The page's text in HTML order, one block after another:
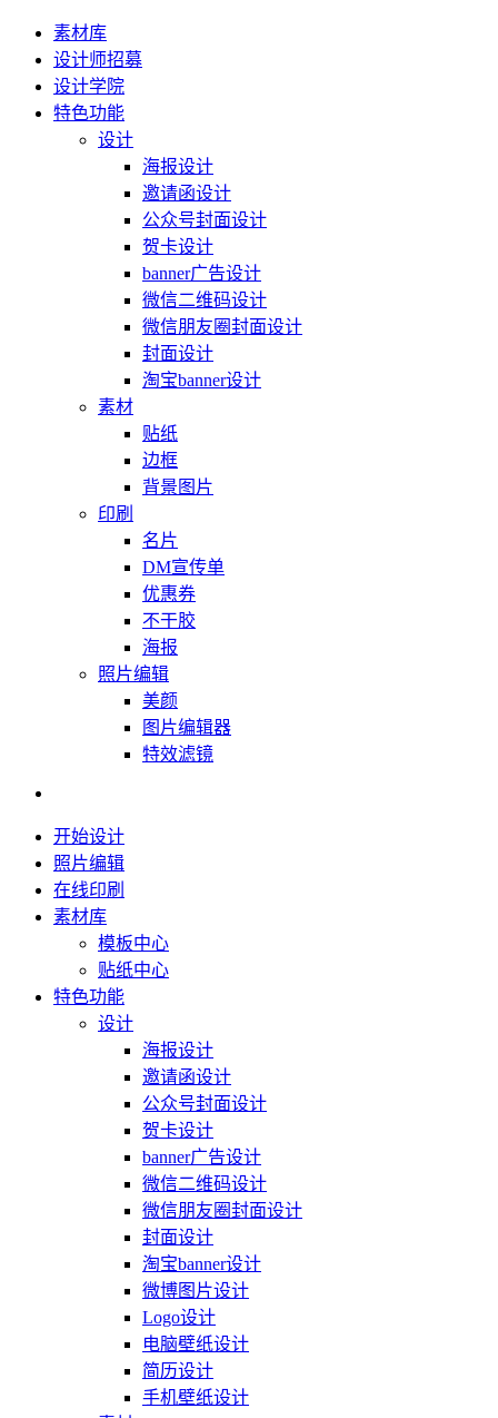
素材库
设计师招募
设计学院
特色功能
设计
海报设计
邀请函设计
公众号封面设计
贺卡设计
banner广告设计
微信二维码设计
微信朋友圈封面设计
封面设计
淘宝banner设计
素材
贴纸
边框
背景图片
印刷
名片
DM宣传单
优惠券
不干胶
海报
照片编辑
美颜
图片编辑器
特效滤镜
开始设计
照片编辑
在线印刷
素材库
模板中心
贴纸中心
特色功能
设计
海报设计
邀请函设计
公众号封面设计
贺卡设计
banner广告设计
微信二维码设计
微信朋友圈封面设计
封面设计
淘宝banner设计
微博图片设计
Logo设计
电脑壁纸设计
简历设计
手机壁纸设计